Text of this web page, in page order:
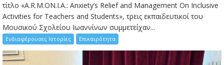
τίτλο «A.R.M.ON.I.A.: Anxiety’s Relief and Management On Inclusive
Activities for Teachers and Students», τρεις εκπαιδευτικοί του
Μουσικού Σχολείου Ιωαννίνων συμμετείχαν...
Ενδιαφέρουσες Ιστορίες Επικαιρότητα